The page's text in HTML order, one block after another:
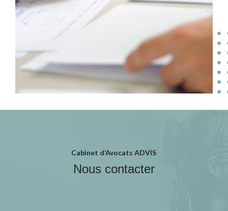
Cabinet d’Avocats ADVIS
Nous contacter